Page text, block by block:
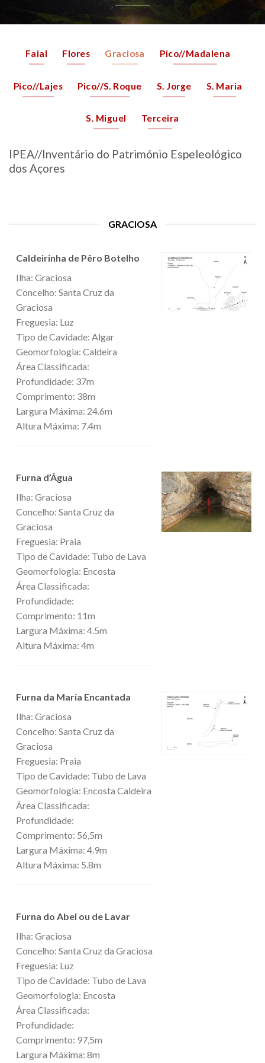
Faial Flores Graciosa Pico//Madalena
Pico//Lajes Pico//S. Roque S. Jorge S. Maria
S. Miguel Terceira
IPEA//Inventário do Património Espeleológico
dos Açores
GRACIOSA
Caldeirinha de Pêro Botelho
Ilha: Graciosa
Concelho: Santa Cruz da
Graciosa
Freguesia: Luz
Tipo de Cavidade: Algar
Geomorfologia: Caldeira
Área Classificada:
Profundidade: 37m
Comprimento: 38m
Largura Máxima: 24.6m
Altura Máxima: 7.4m
Furna d’Água
Ilha: Graciosa
Concelho: Santa Cruz da
Graciosa
Freguesia: Praia
Tipo de Cavidade: Tubo de Lava
Geomorfologia: Encosta
Área Classificada:
Profundidade:
Comprimento: 11m
Largura Máxima: 4.5m
Altura Máxima: 4m
Furna da Maria Encantada
Ilha: Graciosa
Concelho: Santa Cruz da
Graciosa
Freguesia: Praia
Tipo de Cavidade: Tubo de Lava
Geomorfologia: Encosta Caldeira
Área Classificada:
Profundidade:
Comprimento: 56,5m
Largura Máxima: 4.9m
Altura Máxima: 5.8m
Furna do Abel ou de Lavar
Ilha: Graciosa
Concelho: Santa Cruz da Graciosa
Freguesia: Luz
Tipo de Cavidade: Tubo de Lava
Geomorfologia: Encosta
Área Classificada:
Profundidade:
Comprimento: 97,5m
Largura Máxima: 8m